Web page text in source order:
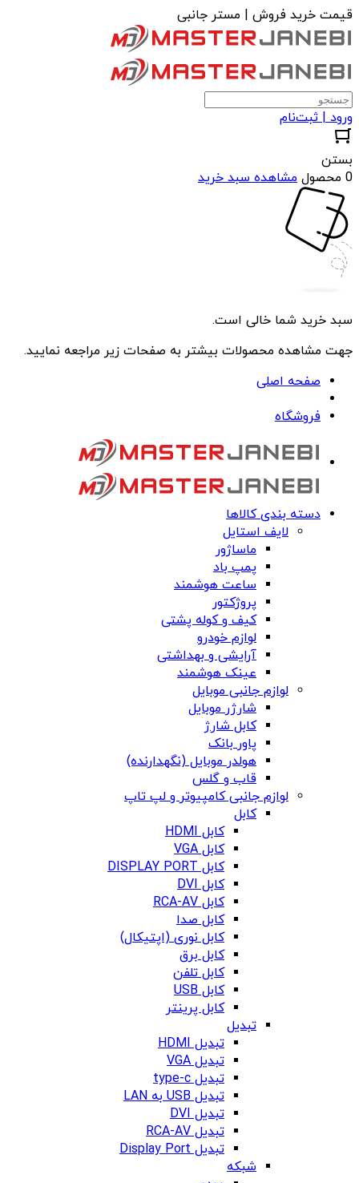
قیمت خرید فروش | مستر جانبی
ورود | ثبت‌نام
بستن
0 محصول
مشاهده سبد خرید
سبد خرید شما خالی است.
جهت مشاهده محصولات بیشتر به صفحات زیر مراجعه نمایید.
صفحه اصلی
فروشگاه
دسته بندی کالاها
لایف استایل
ماساژور
پمپ باد
ساعت هوشمند
پروژکتور
کیف و کوله پشتی
لوازم خودرو
آرایشی و بهداشتی
عینک هوشمند
لوازم جانبی موبایل
شارژر موبایل
کابل شارژ
پاور بانک
هولدر موبایل (نگهدارنده)
قاب و گلس
لوازم جانبی کامپیوتر و لپ تاپ
کابل
کابل HDMI
کابل VGA
کابل DISPLAY PORT
کابل DVI
کابل RCA-AV
کابل صدا
کابل نوری (اپتیکال)
کابل برق
کابل تلفن
کابل USB
کابل پرینتر
تبدیل
تبدیل HDMI
تبدیل VGA
تبدیل type-c
تبدیل USB به LAN
تبدیل DVI
تبدیل RCA-AV
تبدیل Display Port
شبکه